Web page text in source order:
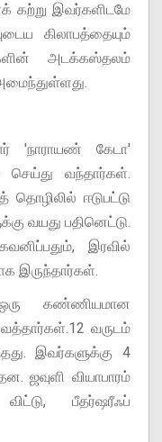
கற்று இவர்களிடமே
கிலாபத்தையும்
அடக்கஸ்தலம்
'நாராயண் கேடா'
செய்து வந்தார்கள்.
ஈடுபட்டு
வயது பதினெட்டு.
இரவில்
இருந்தார்கள்.
கண்ணியமான
வருடம்
இவர்களுக்கு 4
ஜவுளி வியாபாரம்
பீதர்ஷரீஃப்